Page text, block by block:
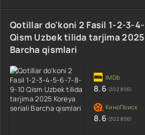
Qotillar do'koni 2 Fasil 1-2-3-
Qism Uzbek tilida tarjima
Barcha qismlari
8.6 (302 856)
8.6 (302 856)